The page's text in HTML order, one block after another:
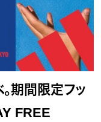
期間限定フッ
FREE